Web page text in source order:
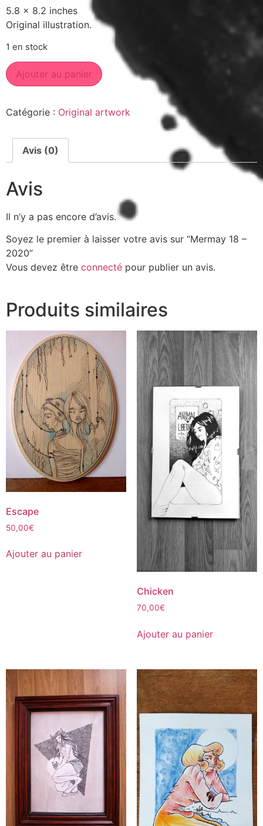
5.8 x 8.2 inches
Original illustration.
1 en stock
Ajouter au panier
Catégorie : Original artwork
Avis (0)
Avis
Il n’y a pas encore d’avis.
Soyez le premier à laisser votre avis sur “Mermay 18 –
2020”
Vous devez être connecté pour publier un avis.
Produits similaires
Escape
50,00€
Ajouter au panier
Chicken
70,00€
Ajouter au panier